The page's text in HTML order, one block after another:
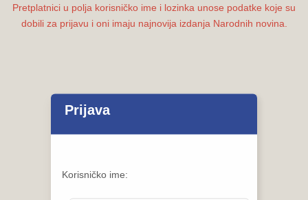
Pretplatnici u polja korisničko ime i lozinka unose podatke koje su
dobili za prijavu i oni imaju najnovija izdanja Narodnih novina.
Prijava
Korisničko ime: